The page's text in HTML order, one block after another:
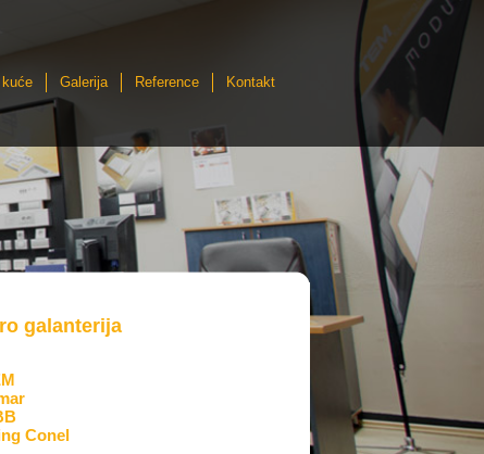
Kontakt
Reference
Galerija
kuće
galanterija
Conel